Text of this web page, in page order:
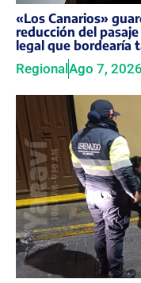
«Los Canarios»
reducción del
legal que bordearía
Regional Ago 7, 2026